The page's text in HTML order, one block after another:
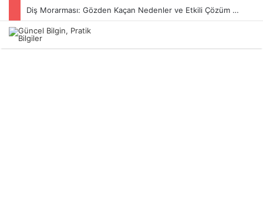
Diş Morarması: Gözden Kaçan Nedenler ve Etkili Çözüm Yöntemleri